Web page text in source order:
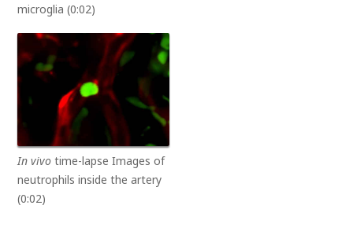
microglia (0:02)
In vivo time-lapse Images of
neutrophils inside the artery
(0:02)